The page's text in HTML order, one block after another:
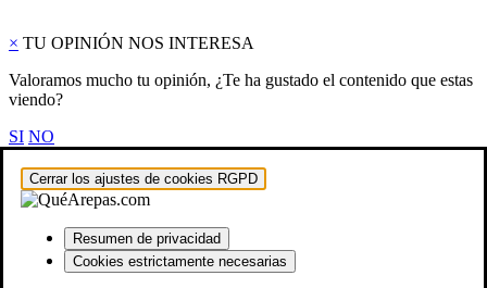
× TU OPINIÓN NOS INTERESA
Valoramos mucho tu opinión, ¿Te ha gustado el contenido que estas
viendo?
SI NO
Cerrar los ajustes de cookies RGPD
Resumen de privacidad
Cookies estrictamente necesarias